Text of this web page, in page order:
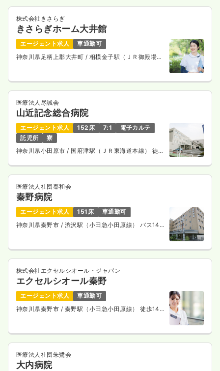
訪問診療正看護師
日勤のみ（常勤） 一時募集休止
給与 23.0〜30.0万円 /月 賞与4ヶ月
土日祝休み
担当業務未経験可
第二新卒可
月給30万円以上可
気になる 詳細を見る
株式会社きさらぎ
きさらぎホーム大井館
エージェント求人
車通勤可
神奈川県足柄上郡大井町 / 相模金子駅（ＪＲ御殿場
医療法人尽誠会
山近記念総合病院
エージェント求人 152床 7:1
電子カルテ
託児所
寮
神奈川県小田原市/ 国府津駅（ＪＲ東海道本線） 徒歩
医療法人社団秦和会
秦野病院
エージェント求人 151床
車通勤可
神奈川県秦野市 / 渋沢駅（小田急小田原線） バス14
株式会社エクセルシオール・ジャパン
エクセルシオール秦野
エージェント求人
車通勤可
神奈川県秦野市 / 秦野駅（小田急小田原線） 徒歩14
医療法人社団朱鷺会
大内病院